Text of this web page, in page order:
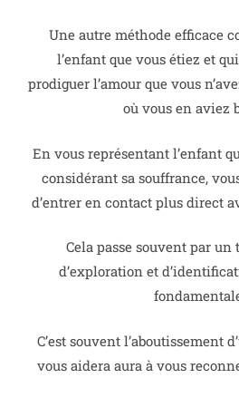
Une autre méthode efficace
l’enfant que vous étiez et
prodiguer l’amour que vous
où vous en aviez
En vous représentant l’enfant
considérant sa souffrance,
d’entrer en contact plus direct
Cela passe souvent par
d’exploration et
C’est souvent l’aboutissement
vous aidera aura à vous